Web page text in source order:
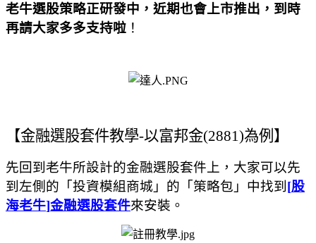
老牛選股策略正研發中，近期也會上市推出，到時
再請大家多多支持啦 ！
【金融選股套件教學-以富邦金(2881)為例】
先回到老牛所設計的金融選股套件上，大家可以先
到左側的「投資模組商城」的「策略包」中找到 [股
海老牛]金融選股套件來安裝。